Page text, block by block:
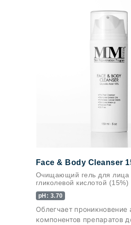
Face & Body Cleanser
Очищающий гель для лица
гликолевой кислотой (15%)
pH: 3.70
Облегчает проникновение
компонентов препаратов